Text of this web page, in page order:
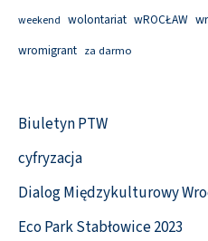
weekend wolontariat wROCŁAW
wromigrant za darmo
Biuletyn PTW
cyfryzacja
Dialog Międzykulturowy
Eco Park Stabłowice 2023